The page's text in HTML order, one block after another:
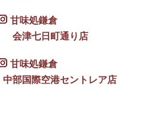
甘味処鎌倉
会津七日町通り店
甘味処鎌倉
中部国際空港セントレア店